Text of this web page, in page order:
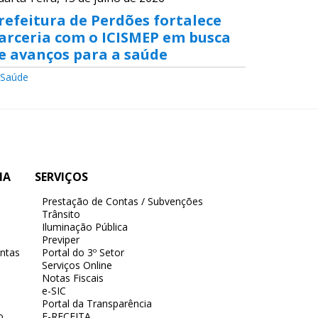
de Perdões fortalece
com o ICISMEP em busca
avanços para a saúde
SERVIÇOS
Prestação de Contas / Subvenções
Trânsito
Iluminação Pública
Previper
Portal do 3º Setor
Serviços Online
Notas Fiscais
e-SIC
Portal da Transparência